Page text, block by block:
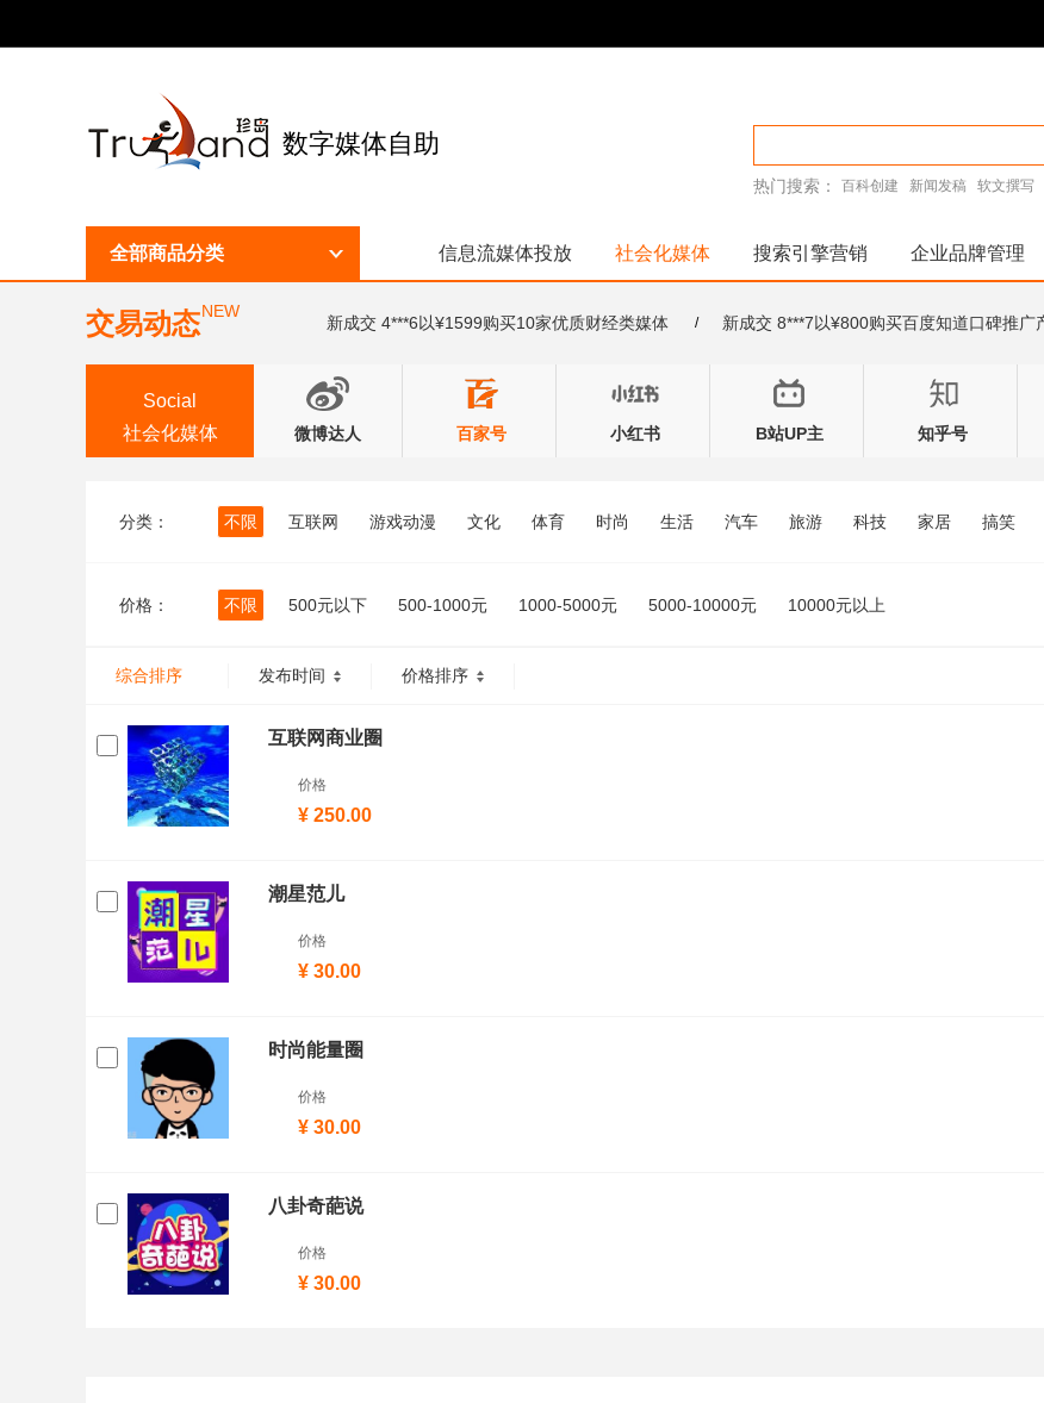
数字媒体自助
热门搜索： 百科创建 新闻发稿 软文撰写
全部商品分类 信息流媒体投放 社会化媒体 搜索引擎营销 企业品牌管理
交易动态NEW
新成交 4***6以¥1599购买10家优质财经类媒体 / 新成交 8***7以¥800购买百度知道口碑推广
Social
社会化媒体
微博达人 百家号 小红书 B站UP主 知乎号
分类： 不限 互联网 游戏动漫 文化 体育 时尚 生活 汽车 旅游 科技 家居 搞笑
价格： 不限 500元以下 500-1000元 1000-5000元 5000-10000元 10000元以上
综合排序 发布时间 价格排序
互联网商业圈
价格
¥ 250.00
潮星范儿
价格
¥ 30.00
时尚能量圈
价格
¥ 30.00
八卦奇葩说
价格
¥ 30.00